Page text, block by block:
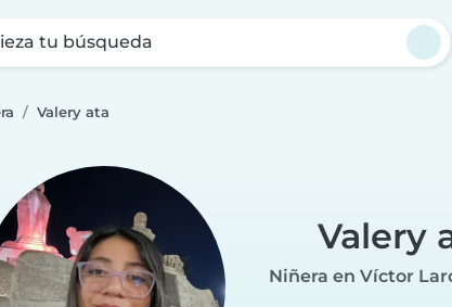
tu búsqueda
Valery ata
Valery
Niñera en Víctor